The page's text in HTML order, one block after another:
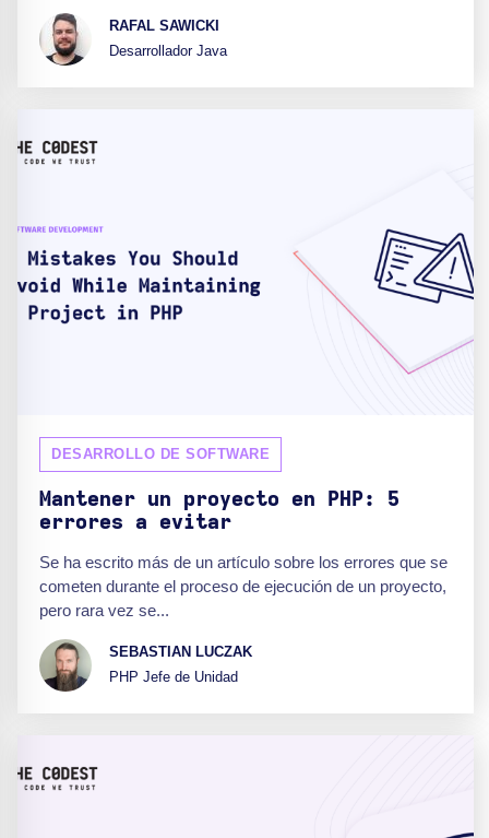
RAFAL SAWICKI
Desarrollador Java
DESARROLLO DE SOFTWARE
Mantener un proyecto en PHP: 5
errores a evitar
Se ha escrito más de un artículo sobre los errores que se
cometen durante el proceso de ejecución de un proyecto,
pero rara vez se...
SEBASTIAN LUCZAK
PHP Jefe de Unidad